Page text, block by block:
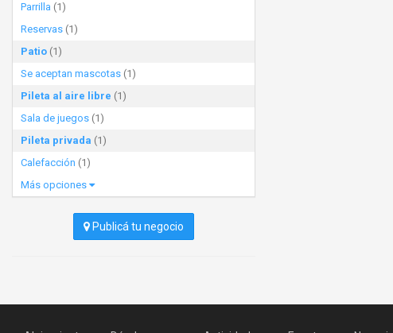
Parrilla (1)
Reservas (1)
Patio (1)
Se aceptan mascotas (1)
Pileta al aire libre (1)
Sala de juegos (1)
Pileta privada (1)
Calefacción (1)
Más opciones
Publicá tu negocio